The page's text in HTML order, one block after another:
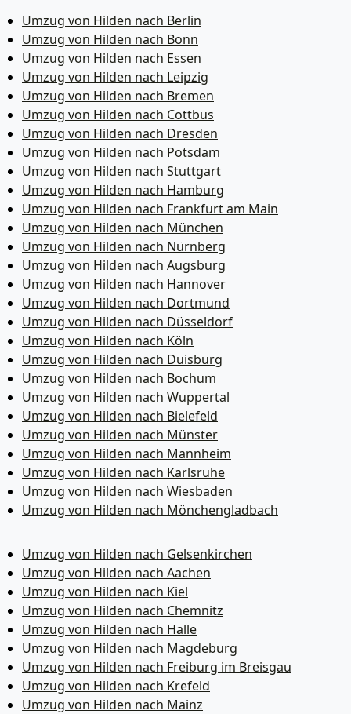
Umzug von Hilden nach Berlin
Umzug von Hilden nach Bonn
Umzug von Hilden nach Essen
Umzug von Hilden nach Leipzig
Umzug von Hilden nach Bremen
Umzug von Hilden nach Cottbus
Umzug von Hilden nach Dresden
Umzug von Hilden nach Potsdam
Umzug von Hilden nach Stuttgart
Umzug von Hilden nach Hamburg
Umzug von Hilden nach Frankfurt am Main
Umzug von Hilden nach München
Umzug von Hilden nach Nürnberg
Umzug von Hilden nach Augsburg
Umzug von Hilden nach Hannover
Umzug von Hilden nach Dortmund
Umzug von Hilden nach Düsseldorf
Umzug von Hilden nach Köln
Umzug von Hilden nach Duisburg
Umzug von Hilden nach Bochum
Umzug von Hilden nach Wuppertal
Umzug von Hilden nach Bielefeld
Umzug von Hilden nach Münster
Umzug von Hilden nach Mannheim
Umzug von Hilden nach Karlsruhe
Umzug von Hilden nach Wiesbaden
Umzug von Hilden nach Mönchen­gladbach
Umzug von Hilden nach Gelsenkirchen
Umzug von Hilden nach Aachen
Umzug von Hilden nach Kiel
Umzug von Hilden nach Chemnitz
Umzug von Hilden nach Halle
Umzug von Hilden nach Magdeburg
Umzug von Hilden nach Freiburg im Breisgau
Umzug von Hilden nach Krefeld
Umzug von Hilden nach Mainz